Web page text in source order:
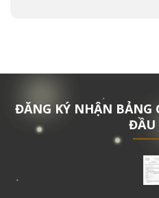
ĐĂNG KÝ NHẬN
ĐẦU